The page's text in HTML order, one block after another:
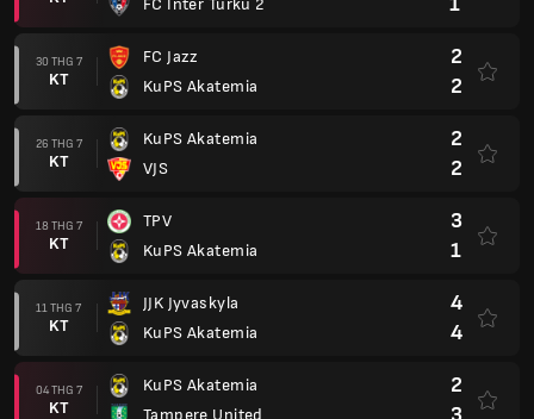
FC Inter Turku 2
30 THG 7
KT
FC Jazz
KuPS Akatemia
2
2
26 THG 7
KT
KuPS Akatemia
VJS
2
2
18 THG 7
KT
TPV
KuPS Akatemia
3
1
11 THG 7
KT
JJK Jyvaskyla
KuPS Akatemia
4
4
04 THG 7
KT
KuPS Akatemia
Tampere United
2